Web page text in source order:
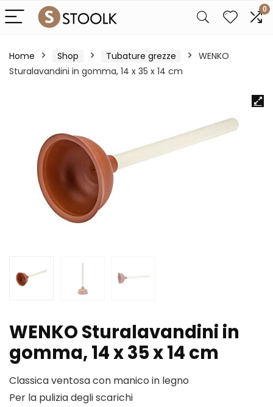
0
Home Shop Tubature grezze
WENKO
Sturalavandini in gomma, 14 x 35 x 14 cm
WENKO Sturalavandini in
gomma, 14 x 35 x 14 cm
Classica ventosa con manico in legno
Per la pulizia degli scarichi